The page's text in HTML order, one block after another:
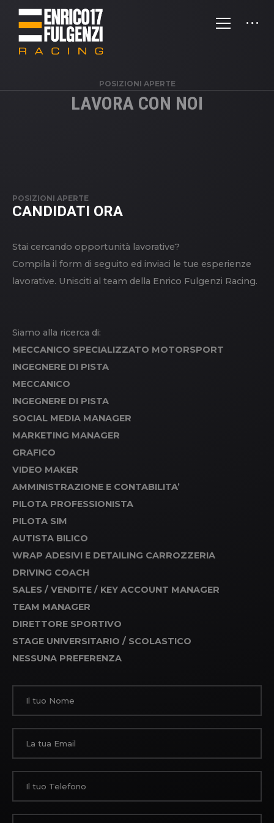
POSIZIONI APERTE
LAVORA CON NOI
POSIZIONI APERTE
CANDIDATI ORA
Stai cercando opportunità lavorative?
Compila il form di seguito ed inviaci le tue esperienze
lavorative. Unisciti al team della Enrico Fulgenzi Racing.
Siamo alla ricerca di:
MECCANICO SPECIALIZZATO MOTORSPORT
INGEGNERE DI PISTA
MECCANICO
INGEGNERE DI PISTA
SOCIAL MEDIA MANAGER
MARKETING MANAGER
GRAFICO
VIDEO MAKER
AMMINISTRAZIONE E CONTABILITA’
PILOTA PROFESSIONISTA
PILOTA SIM
AUTISTA BILICO
WRAP ADESIVI E DETAILING CARROZZERIA
DRIVING COACH
SALES / VENDITE / KEY ACCOUNT MANAGER
TEAM MANAGER
DIRETTORE SPORTIVO
STAGE UNIVERSITARIO / SCOLASTICO
NESSUNA PREFERENZA